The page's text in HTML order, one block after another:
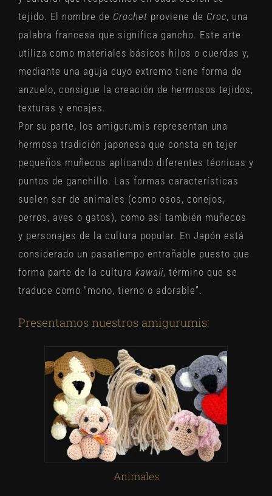
tejido. El nombre de Crochet proviene de Croc, una
palabra francesa que significa gancho. Este arte
utiliza como materiales básicos hilos o cuerdas y,
mediante una aguja cuyo extremo tiene forma de
anzuelo, consigue la creación de hermosos tejidos,
texturas y encajes.
Por su parte, los amigurumis representan una
hermosa tradición japonesa que consta en tejer
pequeños muñecos aplicando diferentes técnicas y
puntos de ganchillo. Las formas características
suelen ser de animales (como osos, conejos,
perros, aves o gatos), como así también muñecos
y personajes de la cultura popular. En Japón está
considerado un pasatiempo entrañable puesto que
forma parte de la cultura kawaii, término que se
traduce como “mono, tierno o adorable”.
Presentamos nuestros amigurumis:
Animales